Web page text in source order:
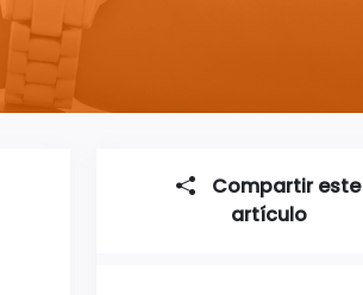
Compartir este
artículo